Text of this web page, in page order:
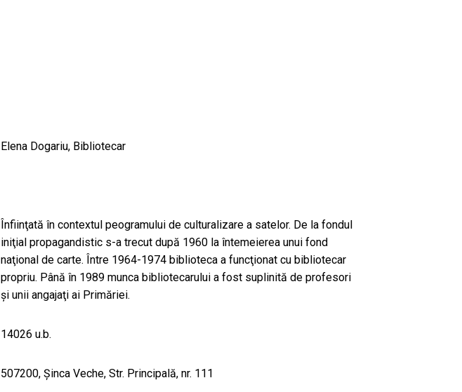
Elena Dogariu, Bibliotecar
Înfiinţată în contextul peogramului de culturalizare a satelor. De la fondul
iniţial propagandistic s-a trecut după 1960 la întemeierea unui fond
naţional de carte. Între 1964-1974 biblioteca a funcţionat cu bibliotecar
propriu. Până în 1989 munca bibliotecarului a fost suplinită de profesori
şi unii angajaţi ai Primăriei.
14026 u.b.
507200, Şinca Veche, Str. Principală, nr. 111